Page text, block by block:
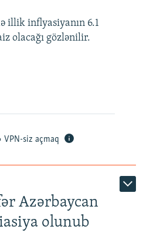
360p
480p
illik inflyasiyanın 6.1
olacağı gözlənilir.
VPN-siz açmaq
Azərbaycan
olunub